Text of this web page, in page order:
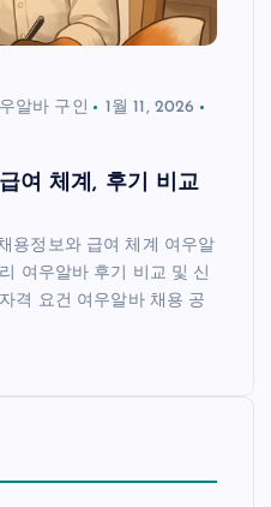
알바 구인
1월 11, 2026
여 체계, 후기 비교
용정보와 급여 체계 여우알
여우알바 후기 비교 및 신
격 요건 여우알바 채용 공